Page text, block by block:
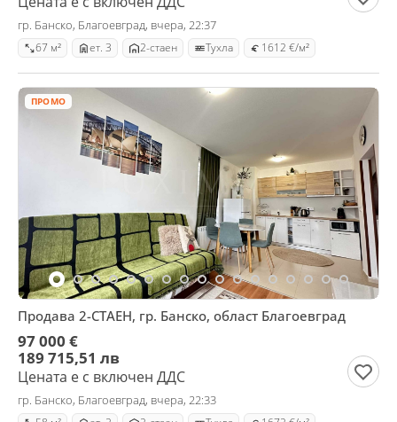
гр. Банско, Благоевград, вчера, 22:37
67 м² ет. 3 2-стаен Тухла 1612 €/м²
ПРОМО
Продава 2-СТАЕН, гр. Банско, област Благоевград
97 000 €
189 715,51 лв
Цената е с включен ДДС
гр. Банско, Благоевград, вчера, 22:33